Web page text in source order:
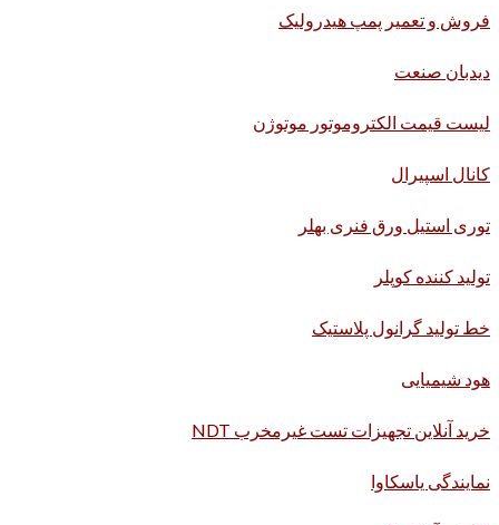
فروش و تعمیر پمپ هیدرولیک
دیدبان صنعت
لیست قیمت الکتروموتور موتوژن
کانال اسپیرال
توری استیل ورق فنری بهلر
تولید کننده کوپلر
خط تولید گرانول پلاستیک
هود شیمیایی
خرید آنلاین تجهیزات تست غیرمخرب NDT
نمایندگی یاسکاوا